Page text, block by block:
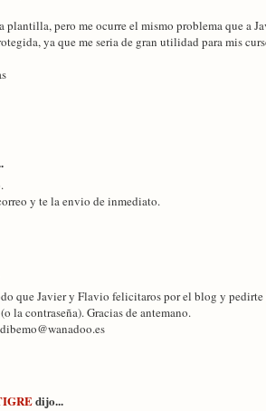
plantilla, pero me ocurre el mismo problema que a
ya que me seria de gran utilidad para mis
y te la envio de inmediato.
que Javier y Flavio felicitaros por el blog y
la contraseña). Gracias de antemano.
dijo...